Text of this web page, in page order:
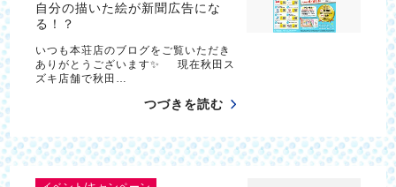
自分の描いた絵が新聞広告にな
る！？
いつも本荘店のブログをご覧いただき
ありがとうございます✨ 現在秋田ス
ズキ店舗で秋田…
つづきを読む